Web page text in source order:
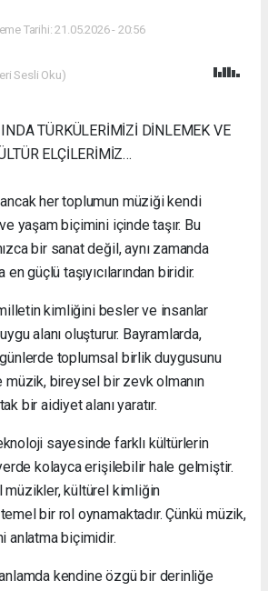
Tarihi: 21.05.2026 - 20:56
Sesli Oku)
TÜRKÜLERİMİZİ DİNLEMEK VE
ELÇİLERİMİZ…
her toplumun müziği kendi
yaşam biçimini içinde taşır. Bu
bir sanat değil, aynı zamanda
en güçlü taşıyıcılarından biridir.
kimliğini besler ve insanlar
alanı oluşturur. Bayramlarda,
toplumsal birlik duygusunu
müzik, bireysel bir zevk olmanın
bir aidiyet alanı yaratır.
sayesinde farklı kültürlerin
kolayca erişilebilir hale gelmiştir.
müzikler, kültürel kimliğin
bir rol oynamaktadır. Çünkü müzik,
anlatma biçimidir.
kendine özgü bir derinliğe